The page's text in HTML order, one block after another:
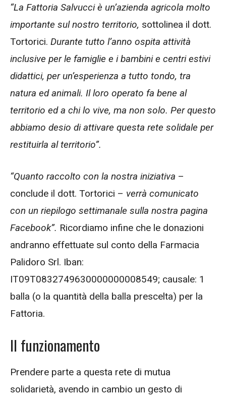
“La Fattoria Salvucci è un’azienda agricola molto
importante sul nostro territorio, sottolinea il dott.
Tortorici. Durante tutto l’anno ospita attività
inclusive per le famiglie e i bambini e centri estivi
didattici, per un’esperienza a tutto tondo, tra
natura ed animali. Il loro operato fa bene al
territorio ed a chi lo vive, ma non solo. Per questo
abbiamo desio di attivare questa rete solidale per
restituirla al territorio”.
“Quanto raccolto con la nostra iniziativa –
conclude il dott. Tortorici – verrà comunicato
con un riepilogo settimanale sulla nostra pagina
Facebook”. Ricordiamo infine che le donazioni
andranno effettuate sul conto della Farmacia
Palidoro Srl. Iban:
IT09T0832749630000000008549; causale: 1
balla (o la quantità della balla prescelta) per la
Fattoria.
Il funzionamento
Prendere parte a questa rete di mutua
solidarietà, avendo in cambio un gesto di